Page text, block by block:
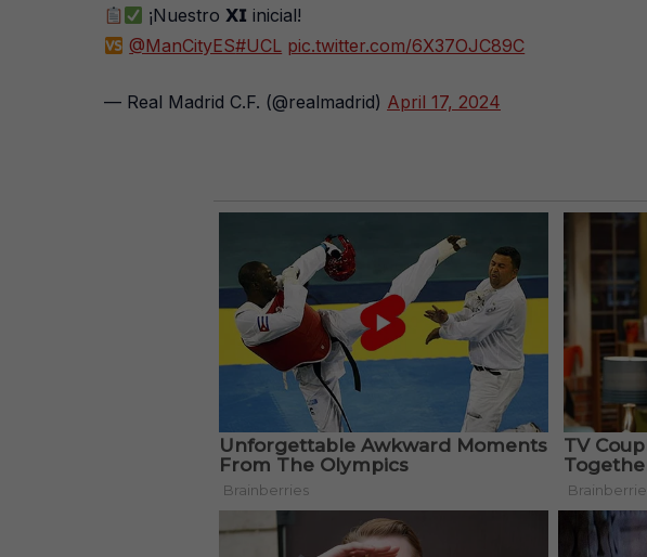
¡Nuestro 𝗫𝗜 inicial!
@ManCityES#UCL pic.twitter.com/6X37OJC89C
— Real Madrid C.F. (@realmadrid) April 17, 2024